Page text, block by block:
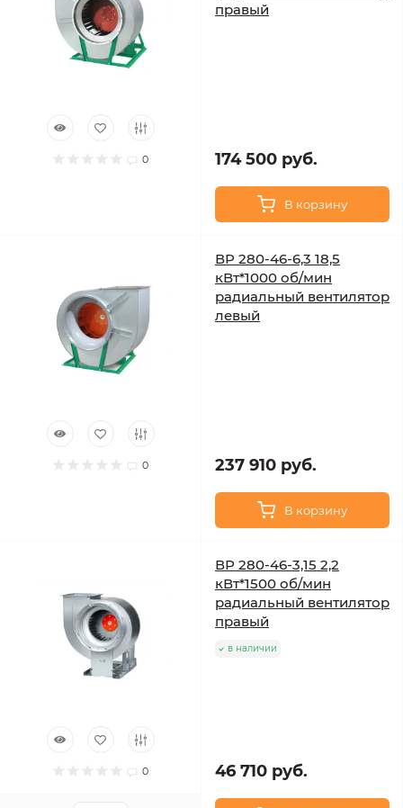
0
правый
174 500 руб.
В корзину
0
ВР 280-46-6,3 18,5
кВт*1000 об/мин
радиальный вентилятор
левый
237 910 руб.
В корзину
0
ВР 280-46-3,15 2,2
кВт*1500 об/мин
радиальный вентилятор
правый
в наличии
46 710 руб.